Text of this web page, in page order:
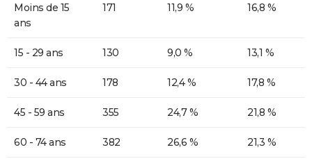
Moins de 15
ans
171 11,9 % 16,8 %
15 - 29 ans 130 9,0 % 13,1 %
30 - 44 ans 178 12,4 % 17,8 %
45 - 59 ans 355 24,7 % 21,8 %
60 - 74 ans 382 26,6 % 21,3 %